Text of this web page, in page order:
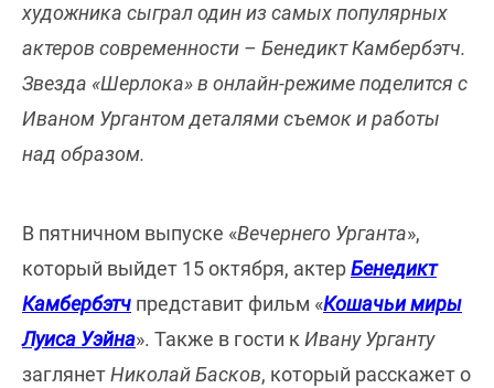
художника сыграл один из самых популярных
актеров современности – Бенедикт Камбербэтч.
Звезда «Шерлока» в онлайн-режиме поделится с
Иваном Ургантом деталями съемок и работы
над образом.
В пятничном выпуске «Вечернего Урганта»,
который выйдет 15 октября, актерБенедикт
Камбербэтч представит фильм «Кошачьи миры
Луиса Уэйна». Также в гости кИвану Урганту
заглянетНиколай Басков, который расскажет о